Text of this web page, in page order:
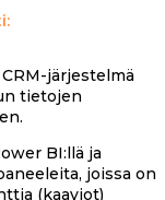
CRM-järjestelmä
tietojen
BI:llä ja
joissa on
(kaaviot)